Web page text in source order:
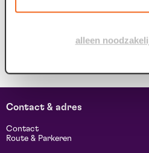
alleen
Contact & adres
Contact
Route & Parkeren